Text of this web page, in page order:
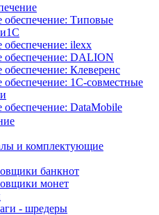
Типовые
ilexx
обеспечение: DALION
Клеверенс
1С-совместные
DataMobile
и комплектующие
банкнот
монет
- шредеры